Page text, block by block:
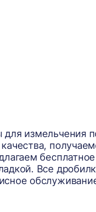
измельчения
Все